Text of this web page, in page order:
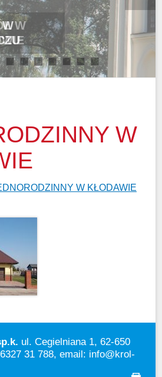
W
4 5 6 7 8 9 10
W
W KŁODAWIE
ul. Cegielniana 1, 62-650
31 788, email: info@krol-
drukuj